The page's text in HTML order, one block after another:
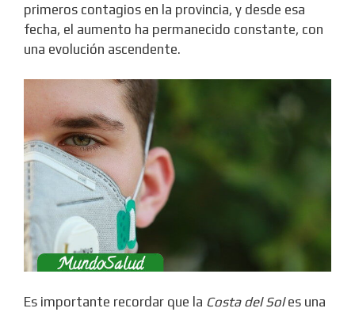
primeros contagios en la provincia, y desde esa
fecha, el aumento ha permanecido constante, con
una evolución ascendente.
Es importante recordar que la Costa del Soles una